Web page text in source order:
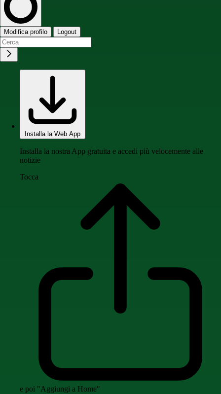
Modifica profilo Logout
Installa la Web App
Installa la nostra App gratuita e accedi più velocemente alle
notizie
Tocca
e poi "Aggiungi a Home"